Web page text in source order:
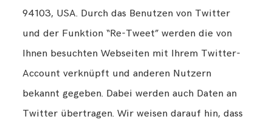
94103, USA. Durch das Benutzen von Twitter
und der Funktion “Re-Tweet” werden die von
Ihnen besuchten Webseiten mit Ihrem Twitter-
Account verknüpft und anderen Nutzern
bekannt gegeben. Dabei werden auch Daten an
Twitter übertragen. Wir weisen darauf hin, dass